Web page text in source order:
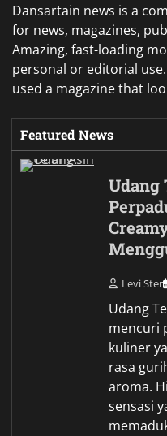
Dansartain news is a
for news, magazines,
Amazing, fast-loading
personal or editorial
used a magazine that
Featured News
Udang
Levi Ster
Udang
mencuri
kuliner
rasa
aroma.
sensasi